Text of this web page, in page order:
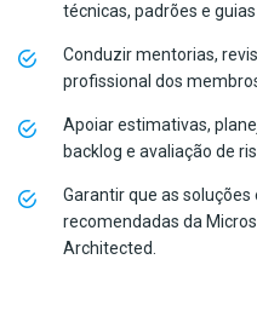
técnicas, padrões e
Conduzir mentorias,
profissional dos
Apoiar estimativas,
backlog e avaliação de
Garantir que as
recomendadas da
Architected.